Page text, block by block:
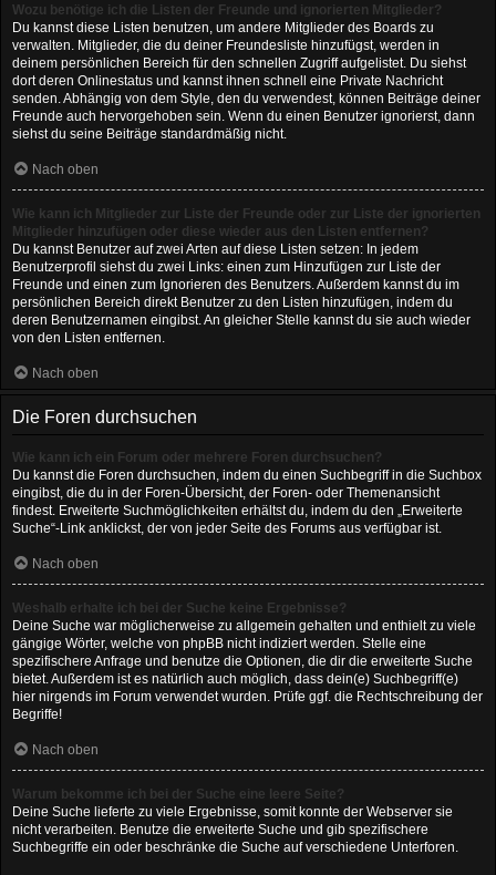
Wozu benötige ich die Listen der Freunde und ignorierten Mitglieder?
Du kannst diese Listen benutzen, um andere Mitglieder des Boards zu
verwalten. Mitglieder, die du deiner Freundesliste hinzufügst, werden in
deinem persönlichen Bereich für den schnellen Zugriff aufgelistet. Du siehst
dort deren Onlinestatus und kannst ihnen schnell eine Private Nachricht
senden. Abhängig von dem Style, den du verwendest, können Beiträge deiner
Freunde auch hervorgehoben sein. Wenn du einen Benutzer ignorierst, dann
siehst du seine Beiträge standardmäßig nicht.
Nach oben
Wie kann ich Mitglieder zur Liste der Freunde oder zur Liste der ignorierten
Mitglieder hinzufügen oder diese wieder aus den Listen entfernen?
Du kannst Benutzer auf zwei Arten auf diese Listen setzen: In jedem
Benutzerprofil siehst du zwei Links: einen zum Hinzufügen zur Liste der
Freunde und einen zum Ignorieren des Benutzers. Außerdem kannst du im
persönlichen Bereich direkt Benutzer zu den Listen hinzufügen, indem du
deren Benutzernamen eingibst. An gleicher Stelle kannst du sie auch wieder
von den Listen entfernen.
Nach oben
Die Foren durchsuchen
Wie kann ich ein Forum oder mehrere Foren durchsuchen?
Du kannst die Foren durchsuchen, indem du einen Suchbegriff in die Suchbox
eingibst, die du in der Foren-Übersicht, der Foren- oder Themenansicht
findest. Erweiterte Suchmöglichkeiten erhältst du, indem du den „Erweiterte
Suche“-Link anklickst, der von jeder Seite des Forums aus verfügbar ist.
Nach oben
Weshalb erhalte ich bei der Suche keine Ergebnisse?
Deine Suche war möglicherweise zu allgemein gehalten und enthielt zu viele
gängige Wörter, welche von phpBB nicht indiziert werden. Stelle eine
spezifischere Anfrage und benutze die Optionen, die dir die erweiterte Suche
bietet. Außerdem ist es natürlich auch möglich, dass dein(e) Suchbegriff(e)
hier nirgends im Forum verwendet wurden. Prüfe ggf. die Rechtschreibung der
Begriffe!
Nach oben
Warum bekomme ich bei der Suche eine leere Seite?
Deine Suche lieferte zu viele Ergebnisse, somit konnte der Webserver sie
nicht verarbeiten. Benutze die erweiterte Suche und gib spezifischere
Suchbegriffe ein oder beschränke die Suche auf verschiedene Unterforen.